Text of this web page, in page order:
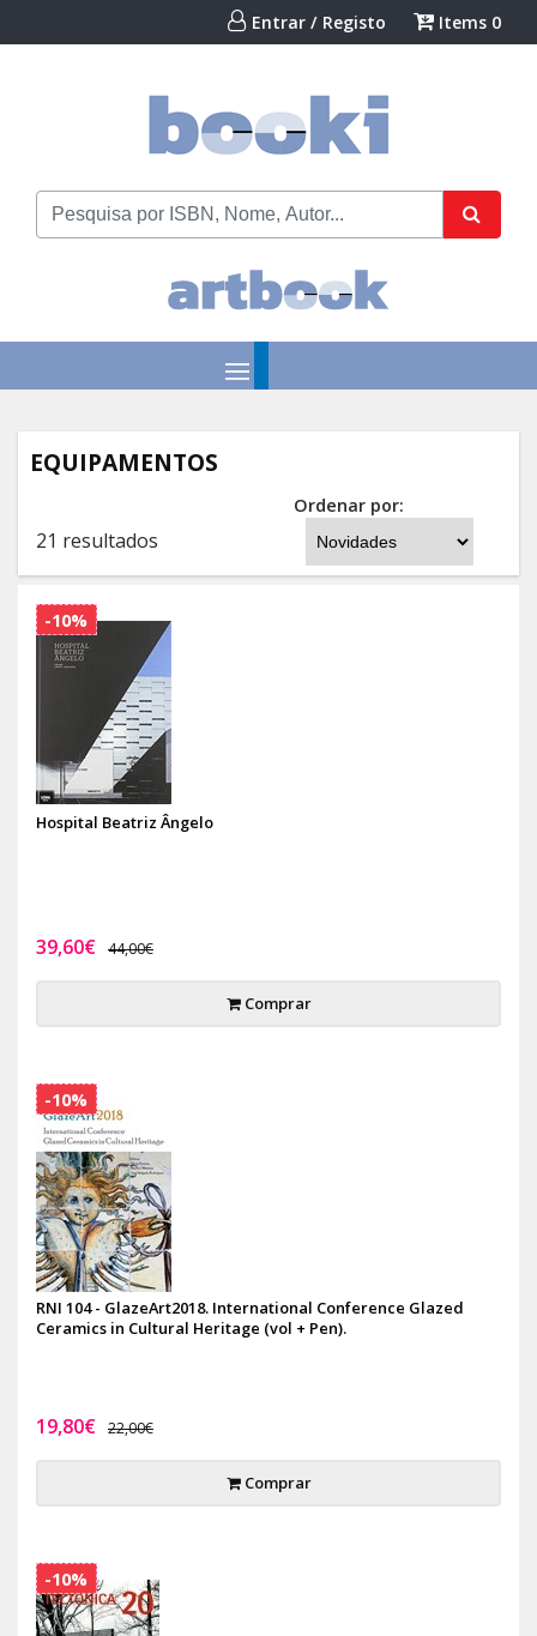
Entrar / Registo Items 0
EQUIPAMENTOS
21 resultados
Ordenar por:
Hospital Beatriz Ângelo
39,60€ 44,00€
Comprar
-10%
RNI 104 - GlazeArt2018. International Conference Glazed
Ceramics in Cultural Heritage (vol + Pen).
19,80€ 22,00€
Comprar
-10%
-10%